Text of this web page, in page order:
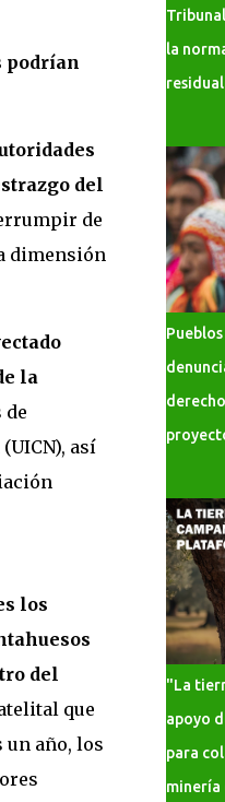
podrían
del
de
dimensión
la
de
así
los
del
que
un año, los
la
"La
apoyo
para
minería